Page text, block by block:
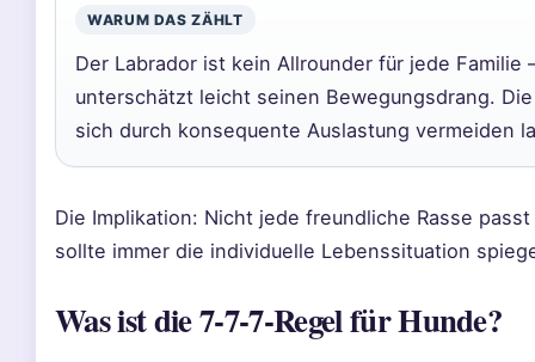
WARUM DAS ZÄHLT
Der Labrador ist kein Allrounder für jede
unterschätzt leicht seinen Bewegungsdrang.
sich durch konsequente Auslastung vermeiden
Die Implikation: Nicht jede freundliche Rasse
sollte immer die individuelle Lebenssituation
Was ist die 7-7-7-Regel für Hunde?